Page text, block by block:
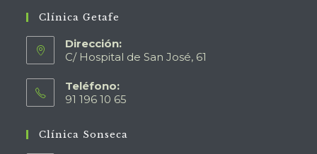
Clínica Getafe
Dirección:
C/ Hospital de San José, 61
Teléfono:
91 196 10 65
Clínica Sonseca